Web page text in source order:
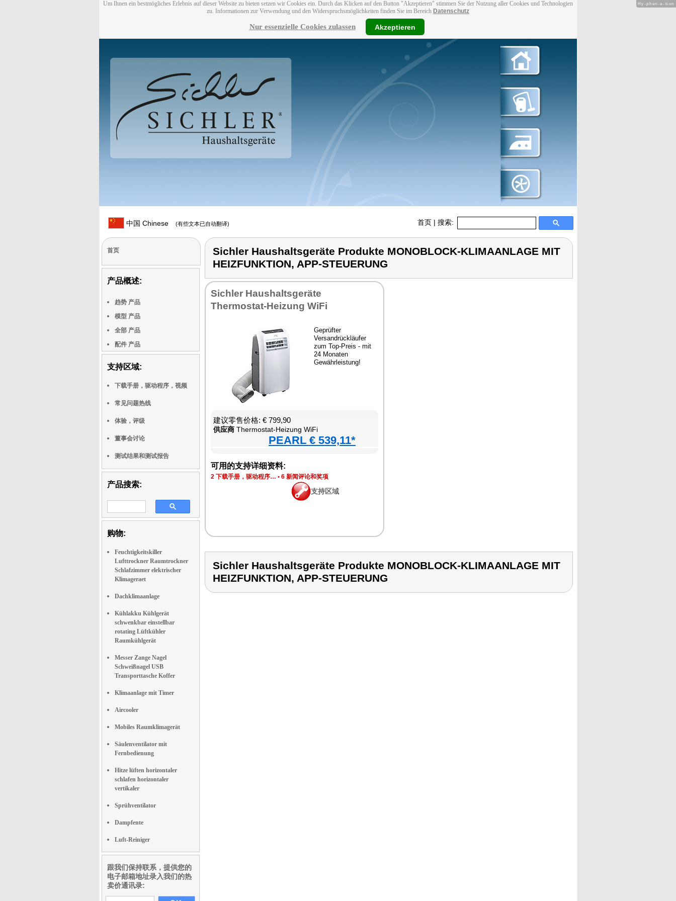
Um Ihnen ein bestmögliches Erlebnis auf dieser Website zu bieten setzen wir Cookies ein. Durch das Klicken auf den Button "Akzeptieren" stimmen Sie der Nutzung aller Cookies und Technologien
zu. Informationen zur Verwendung und den Widerspruchsmöglichkeiten finden Sie im Bereich Datenschutz
Nur essenzielle Cookies zulassen Akzeptieren
中国 Chinese (有些文本已自动翻译) 首页 | 搜索:
首页
产品概述:
趋势 产品
模型 产品
全部 产品
配件 产品
支持区域:
下载手册，驱动程序，视频
常见问题热线
体验，评级
董事会讨论
测试结果和测试报告
产品搜索:
购物:
Feuchtigkeitskiller
Lufttrockner Raumtrockner
Schlafzimmer elektrischer
Klimageraet
Dachklimaanlage
Kühlakku Kühlgerät
schwenkbar einstellbar
rotating Lüftkühler
Raumkühlgerät
Messer Zange Nagel
Schweißnagel USB
Transporttasche Koffer
Klimaanlage mit Timer
Aircooler
Mobiles Raumklimagerät
Säulenventilator mit
Fernbedienung
Hitze lüften horizontaler
schlafen horizontaler
vertikaler
Sprühventilator
Dampfente
Luft-Reiniger
跟我们保持联系，提供您的
电子邮箱地址录入我们的热
卖价通讯录:
Sichler Haushaltsgeräte Produkte MONOBLOCK-KLIMAANLAGE MIT
HEIZFUNKTION, APP-STEUERUNG
Sichler Haushaltsgeräte
Thermostat-Heizung WiFi
Geprüfter
Versandrückläufer
zum Top-Preis - mit
24 Monaten
Gewährleistung!
建议零售价格: € 799,90
供应商 Thermostat-Heizung WiFi
PEARL € 539,11*
可用的支持详细资料:
2 下载手册，驱动程序… • 6 新闻评论和奖项
支持区域
Sichler Haushaltsgeräte Produkte MONOBLOCK-KLIMAANLAGE MIT
HEIZFUNKTION, APP-STEUERUNG
Hy-phen-a-tion